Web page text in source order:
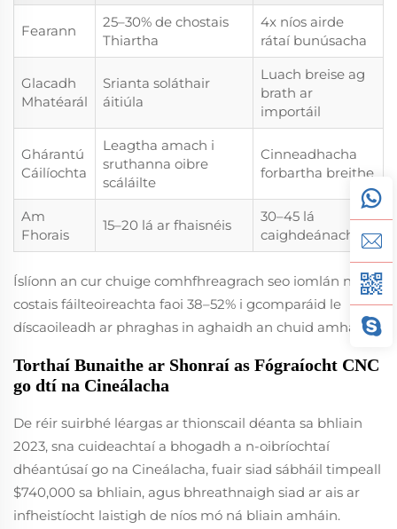
Fearann
25–30% de chostais
Thiartha
4x níos airde
rátaí bunúsacha
Glacadh
Mhatéarál
Srianta soláthair
áitiúla
Luach breise ag
brath ar
importáil
Ghárantú
Cáilíochta
Leagtha amach i
sruthanna oibre
scáláilte
Cinneadhacha
forbartha breithe
Am
Fhorais
15–20 lá ar fhaisnéis
30–45 lá
caighdeánach
Íslíonn an cur chuige comhfhreagrach seo iomlán na
costais fáilteoireachta faoi 38–52% i gcomparáid le
díscaoileadh ar phraghas in aghaidh an chuid amháin.
Torthaí Bunaithe ar Shonraí as Fógraíocht CNC
go dtí na Cineálacha
De réir suirbhé léargas ar thionscail déanta sa bhliain
2023, sna cuideachtaí a bhogadh a n-oibríochtaí
dhéantúsaí go na Cineálacha, fuair siad sábháil timpeall
$740,000 sa bhliain, agus bhreathnaigh siad ar ais ar
infheistíocht laistigh de níos mó ná bliain amháin.